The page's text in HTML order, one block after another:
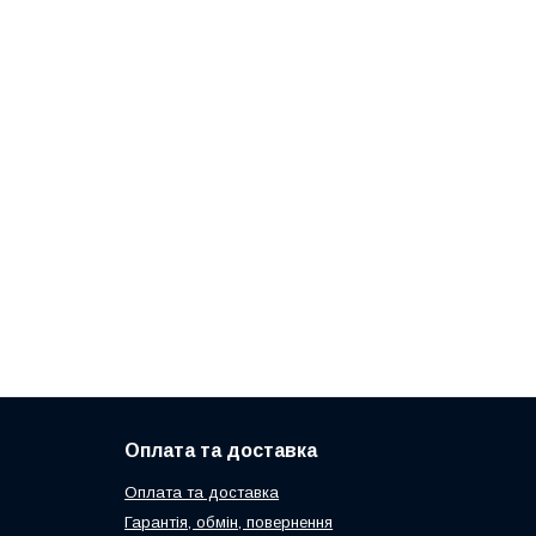
Оплата та доставка
Оплата та доставка
Гарантія, обмін, повернення